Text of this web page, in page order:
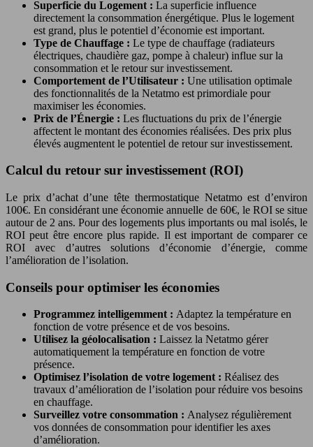
Superficie du Logement : La superficie influence
directement la consommation énergétique. Plus le logement
est grand, plus le potentiel d’économie est important.
Type de Chauffage : Le type de chauffage (radiateurs
électriques, chaudière gaz, pompe à chaleur) influe sur la
consommation et le retour sur investissement.
Comportement de l’Utilisateur : Une utilisation optimale
des fonctionnalités de la Netatmo est primordiale pour
maximiser les économies.
Prix de l’Énergie : Les fluctuations du prix de l’énergie
affectent le montant des économies réalisées. Des prix plus
élevés augmentent le potentiel de retour sur investissement.
Calcul du retour sur investissement (ROI)
Le prix d’achat d’une tête thermostatique Netatmo est d’environ
100€. En considérant une économie annuelle de 60€, le ROI se situe
autour de 2 ans. Pour des logements plus importants ou mal isolés, le
ROI peut être encore plus rapide. Il est important de comparer ce
ROI avec d’autres solutions d’économie d’énergie, comme
l’amélioration de l’isolation.
Conseils pour optimiser les économies
Programmez intelligemment : Adaptez la température en
fonction de votre présence et de vos besoins.
Utilisez la géolocalisation : Laissez la Netatmo gérer
automatiquement la température en fonction de votre
présence.
Optimisez l’isolation de votre logement : Réalisez des
travaux d’amélioration de l’isolation pour réduire vos besoins
en chauffage.
Surveillez votre consommation : Analysez régulièrement
vos données de consommation pour identifier les axes
d’amélioration.